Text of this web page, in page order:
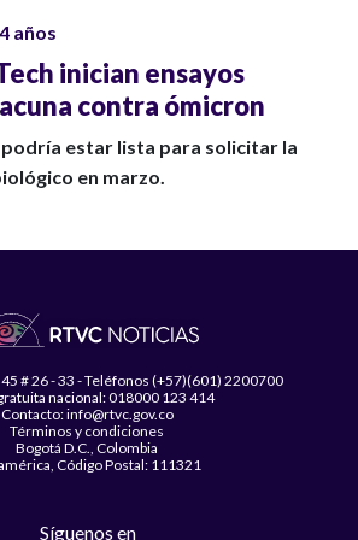
años
inician ensayos
contra ómicron
estar lista para solicitar la
en marzo.
45 # 26 - 33 - Teléfonos (+57)(601) 2200700
nacional: 018000 123 414
Contacto: info@rtvc.gov.co
Términos y condiciones
Bogotá D.C., Colombia
Código Postal: 111321
Síguenos en